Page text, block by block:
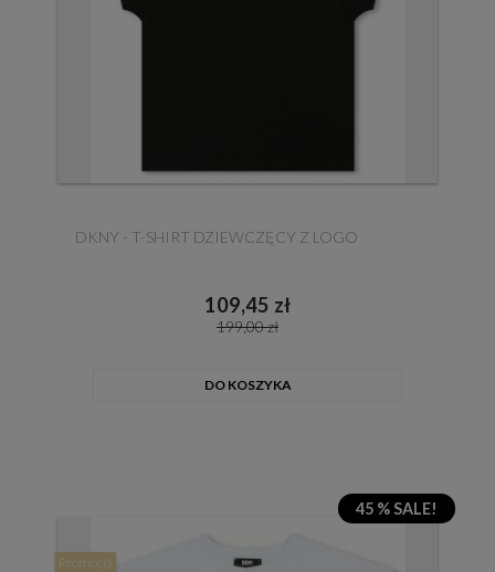
DKNY - T-SHIRT DZIEWCZĘCY Z LOGO
109,45 zł
199,00 zł
DO KOSZYKA
45 % SALE!
Promocja